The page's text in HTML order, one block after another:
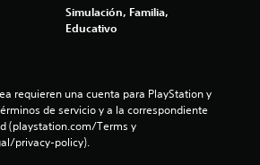
Simulación, Familia,
Educativo
requieren una cuenta para PlayStation y
de servicio y a la correspondiente
(playstation.com/Terms y
privacy-policy).